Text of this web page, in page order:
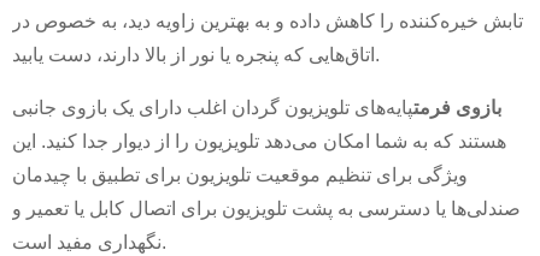
تابش خیره‌کننده را کاهش داده و به بهترین زاویه دید، به خصوص در
اتاق‌هایی که پنجره یا نور از بالا دارند، دست یابید.
بازوی فرمتپایه‌های تلویزیون گردان اغلب دارای یک بازوی جانبی
هستند که به شما امکان می‌دهد تلویزیون را از دیوار جدا کنید. این
ویژگی برای تنظیم موقعیت تلویزیون برای تطبیق با چیدمان
صندلی‌ها یا دسترسی به پشت تلویزیون برای اتصال کابل یا تعمیر و
نگهداری مفید است.
× ارسال درخواست